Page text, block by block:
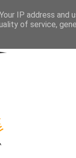
MEDIALNE
IP address and
of service,